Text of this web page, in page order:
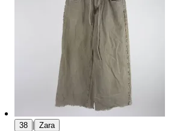
38 | Zara